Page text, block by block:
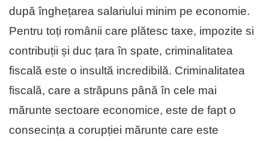
după înghețarea salariului minim pe economie.
Pentru toți românii care plătesc taxe, impozite si
contribuții și duc țara în spate, criminalitatea
fiscală este o insultă incredibilă. Criminalitatea
fiscală, care a străpuns până în cele mai
mărunte sectoare economice, este de fapt o
consecința a corupției mărunte care este